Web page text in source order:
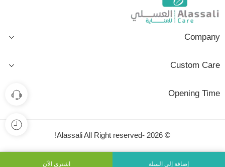
Company
Custom Care
Opening Time
© 2026 -Alassali All Right reserved!
إضافة إلى السلة اشتري الآن